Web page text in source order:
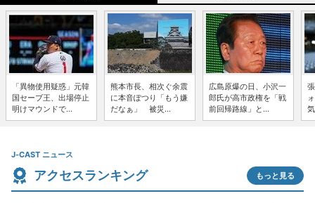
「異物使用疑惑」元韓
国セーブ王、出場停止
明けマウンドで...
熊本市長、相次ぐ余震
に本音ぽつり「もう嫌
だなぁ」 被災...
広島原爆の日、小沢一
郎氏が高市政権を「戦
前回帰路線」と...
J-CAST ニュース
アクセスランキング もっと見る